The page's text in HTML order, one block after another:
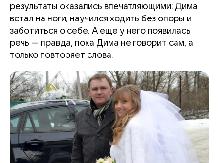
результаты оказались впечатляющими: Дима
встал на ноги, научился ходить без опоры и
заботиться о себе. А еще у него появилась
речь — правда, пока Дима не говорит сам, а
только повторяет слова.